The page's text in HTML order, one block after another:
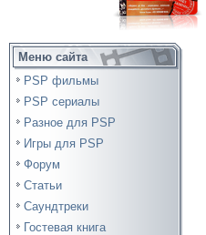
Меню сайта
PSP фильмы
PSP сериалы
Разное для PSP
Игры для PSP
Форум
Статьи
Саундтреки
Гостевая книга